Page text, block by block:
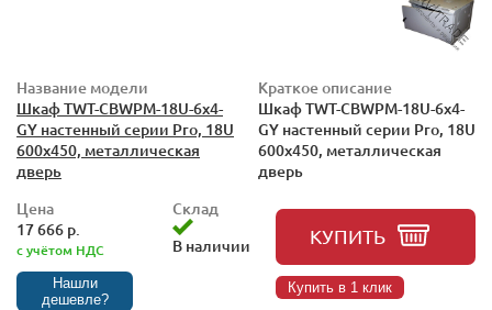
Название модели
Шкаф TWT-CBWPM-18U-6x4-
GY настенный серии Pro, 18U
600x450, металлическая
дверь
Краткое описание
Шкаф TWT-CBWPM-18U-6x4-
GY настенный серии Pro, 18U
600x450, металлическая
дверь
Цена
17 666 р.
с учётом НДС
Нашли
дешевле?
Склад
В наличии
КУПИТЬ
Купить в 1 клик